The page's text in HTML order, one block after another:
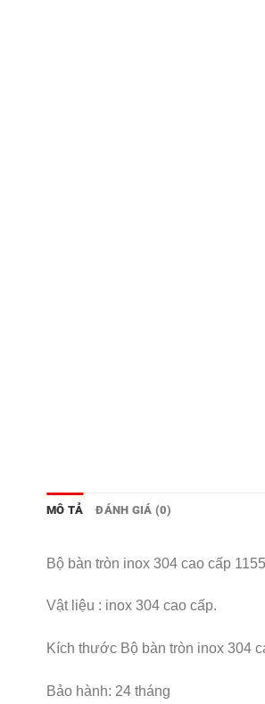
MÔ TẢ ĐÁNH GIÁ (0)
Bộ bàn tròn inox 304 cao cấp
Vật liệu : inox 304 cao cấp.
Kích thước Bộ bàn tròn inox 304
Bảo hành: 24 tháng